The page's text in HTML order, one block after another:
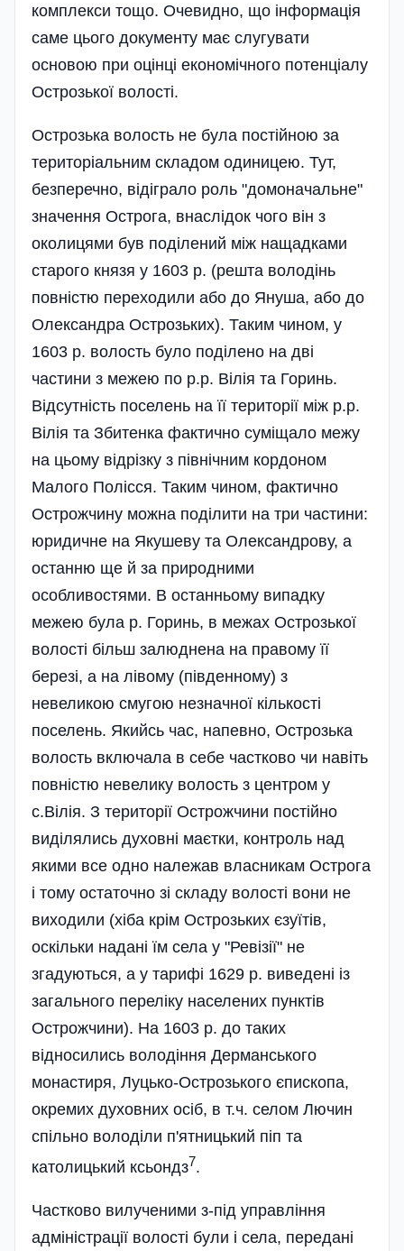
комплекси тощо. Очевидно, що інформація
саме цього документу має слугувати
основою при оцінці економічного потенціалу
Острозької волості.
Острозька волость не була постійною за
територіальним складом одиницею. Тут,
безперечно, відіграло роль "домоначальне"
значення Острога, внаслідок чого він з
околицями був поділений між нащадками
старого князя у 1603 р. (решта володінь
повністю переходили або до Януша, або до
Олександра Острозьких). Таким чином, у
1603 р. волость було поділено на дві
частини з межею по p.p. Вілія та Горинь.
Відсутність поселень на її території між p.p.
Вілія та Збитенка фактично суміщало межу
на цьому відрізку з північним кордоном
Малого Полісся. Таким чином, фактично
Острожчину можна поділити на три частини:
юридичне на Якушеву та Олександрову, а
останню ще й за природними
особливостями. В останньому випадку
межею була р. Горинь, в межах Острозької
волості більш залюднена на правому її
березі, а на лівому (південному) з
невеликою смугою незначної кількості
поселень. Якийсь час, напевно, Острозька
волость включала в себе частково чи навіть
повністю невелику волость з центром у
с.Вілія. З території Острожчини постійно
виділялись духовні маєтки, контроль над
якими все одно належав власникам Острога
і тому остаточно зі складу волості вони не
виходили (хіба крім Острозьких єзуїтів,
оскільки надані їм села у "Ревізії" не
згадуються, а у тарифі 1629 р. виведені із
загального переліку населених пунктів
Острожчини). На 1603 р. до таких
відносились володіння Дерманського
монастиря, Луцько-Острозького єпископа,
окремих духовних осіб, в т.ч. селом Лючин
спільно володіли п'ятницький піп та
католицький ксьондз7.
Частково вилученими з-під управління
адміністрації волості були і села, передані